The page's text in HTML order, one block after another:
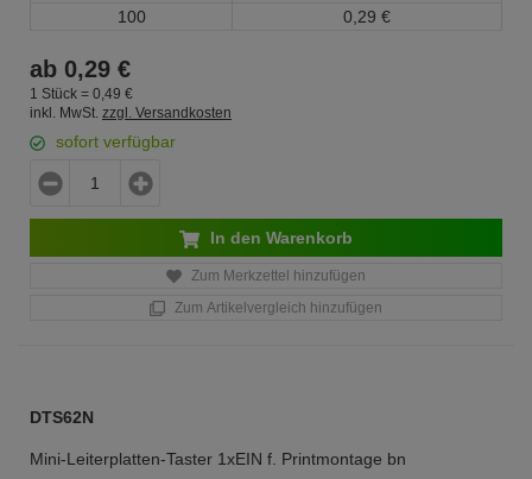
100
0, 29 €
ab 0,29 €
1 Stück = 0, 49 €
inkl. MwSt. zzgl. Versandkosten
sofort verfügbar
In den Warenkorb
Zum Merkzettel hinzufügen
Zum Artikelvergleich hinzufügen
DTS62N
Mini-Leiterplatten-Taster 1xEIN f. Printmontage bn